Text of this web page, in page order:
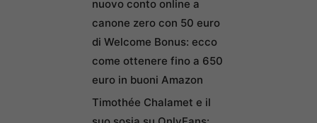
nuovo conto online a
canone zero con 50 euro
di Welcome Bonus: ecco
come ottenere fino a 650
euro in buoni Amazon
Timothée Chalamet e il